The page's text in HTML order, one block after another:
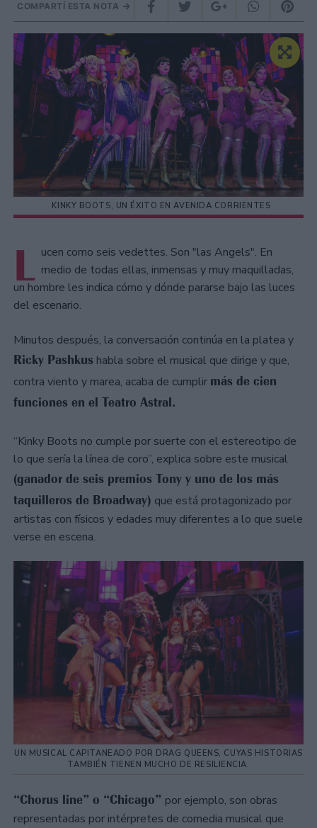
COMPARTÍ ESTA NOTA
KINKY BOOTS, UN ÉXITO EN AVENIDA CORRIENTES
L ucen como seis vedettes. Son "las Angels". En
medio de todas ellas, inmensas y muy maquilladas,
un hombre les indica cómo y dónde pararse bajo las luces
del escenario.
Minutos después, la conversación continúa en la platea y
Ricky Pashkus habla sobre el musical que dirige y que,
contra viento y marea, acaba de cumplir más de cien
funciones en el Teatro Astral.
“Kinky Boots no cumple por suerte con el estereotipo de
lo que sería la línea de coro”, explica sobre este musical
(ganador de seis premios Tony y uno de los más
taquilleros de Broadway) que está protagonizado por
artistas con físicos y edades muy diferentes a lo que suele
verse en escena.
UN MUSICAL CAPITANEADO POR DRAG QUEENS, CUYAS HISTORIAS
TAMBIÉN TIENEN MUCHO DE RESILIENCIA.
“Chorus line” o “Chicago” por ejemplo, son obras
representadas por intérpretes de comedia musical que